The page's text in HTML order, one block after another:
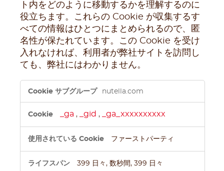
ト内をどのように移動するかを理解するのに
役立ちます。これらの Cookie が収集するす
べての情報はひとつにまとめられるので、匿
名性が保たれています。この Cookie を受け
入れなければ、利用者が弊社サイトを訪問し
ても、弊社にはわかりません。
ー
マ
ン
nutella.com
_ga, _gid, _ga_xxxxxxxxxx
ファーストパーティ
399 日々, 数秒間, 399 日々